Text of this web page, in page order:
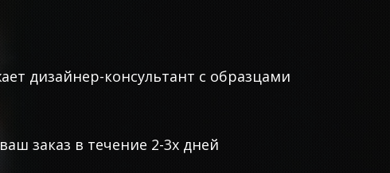
дизайнер-консультант с образцами
заказ в течение 2-3х дней